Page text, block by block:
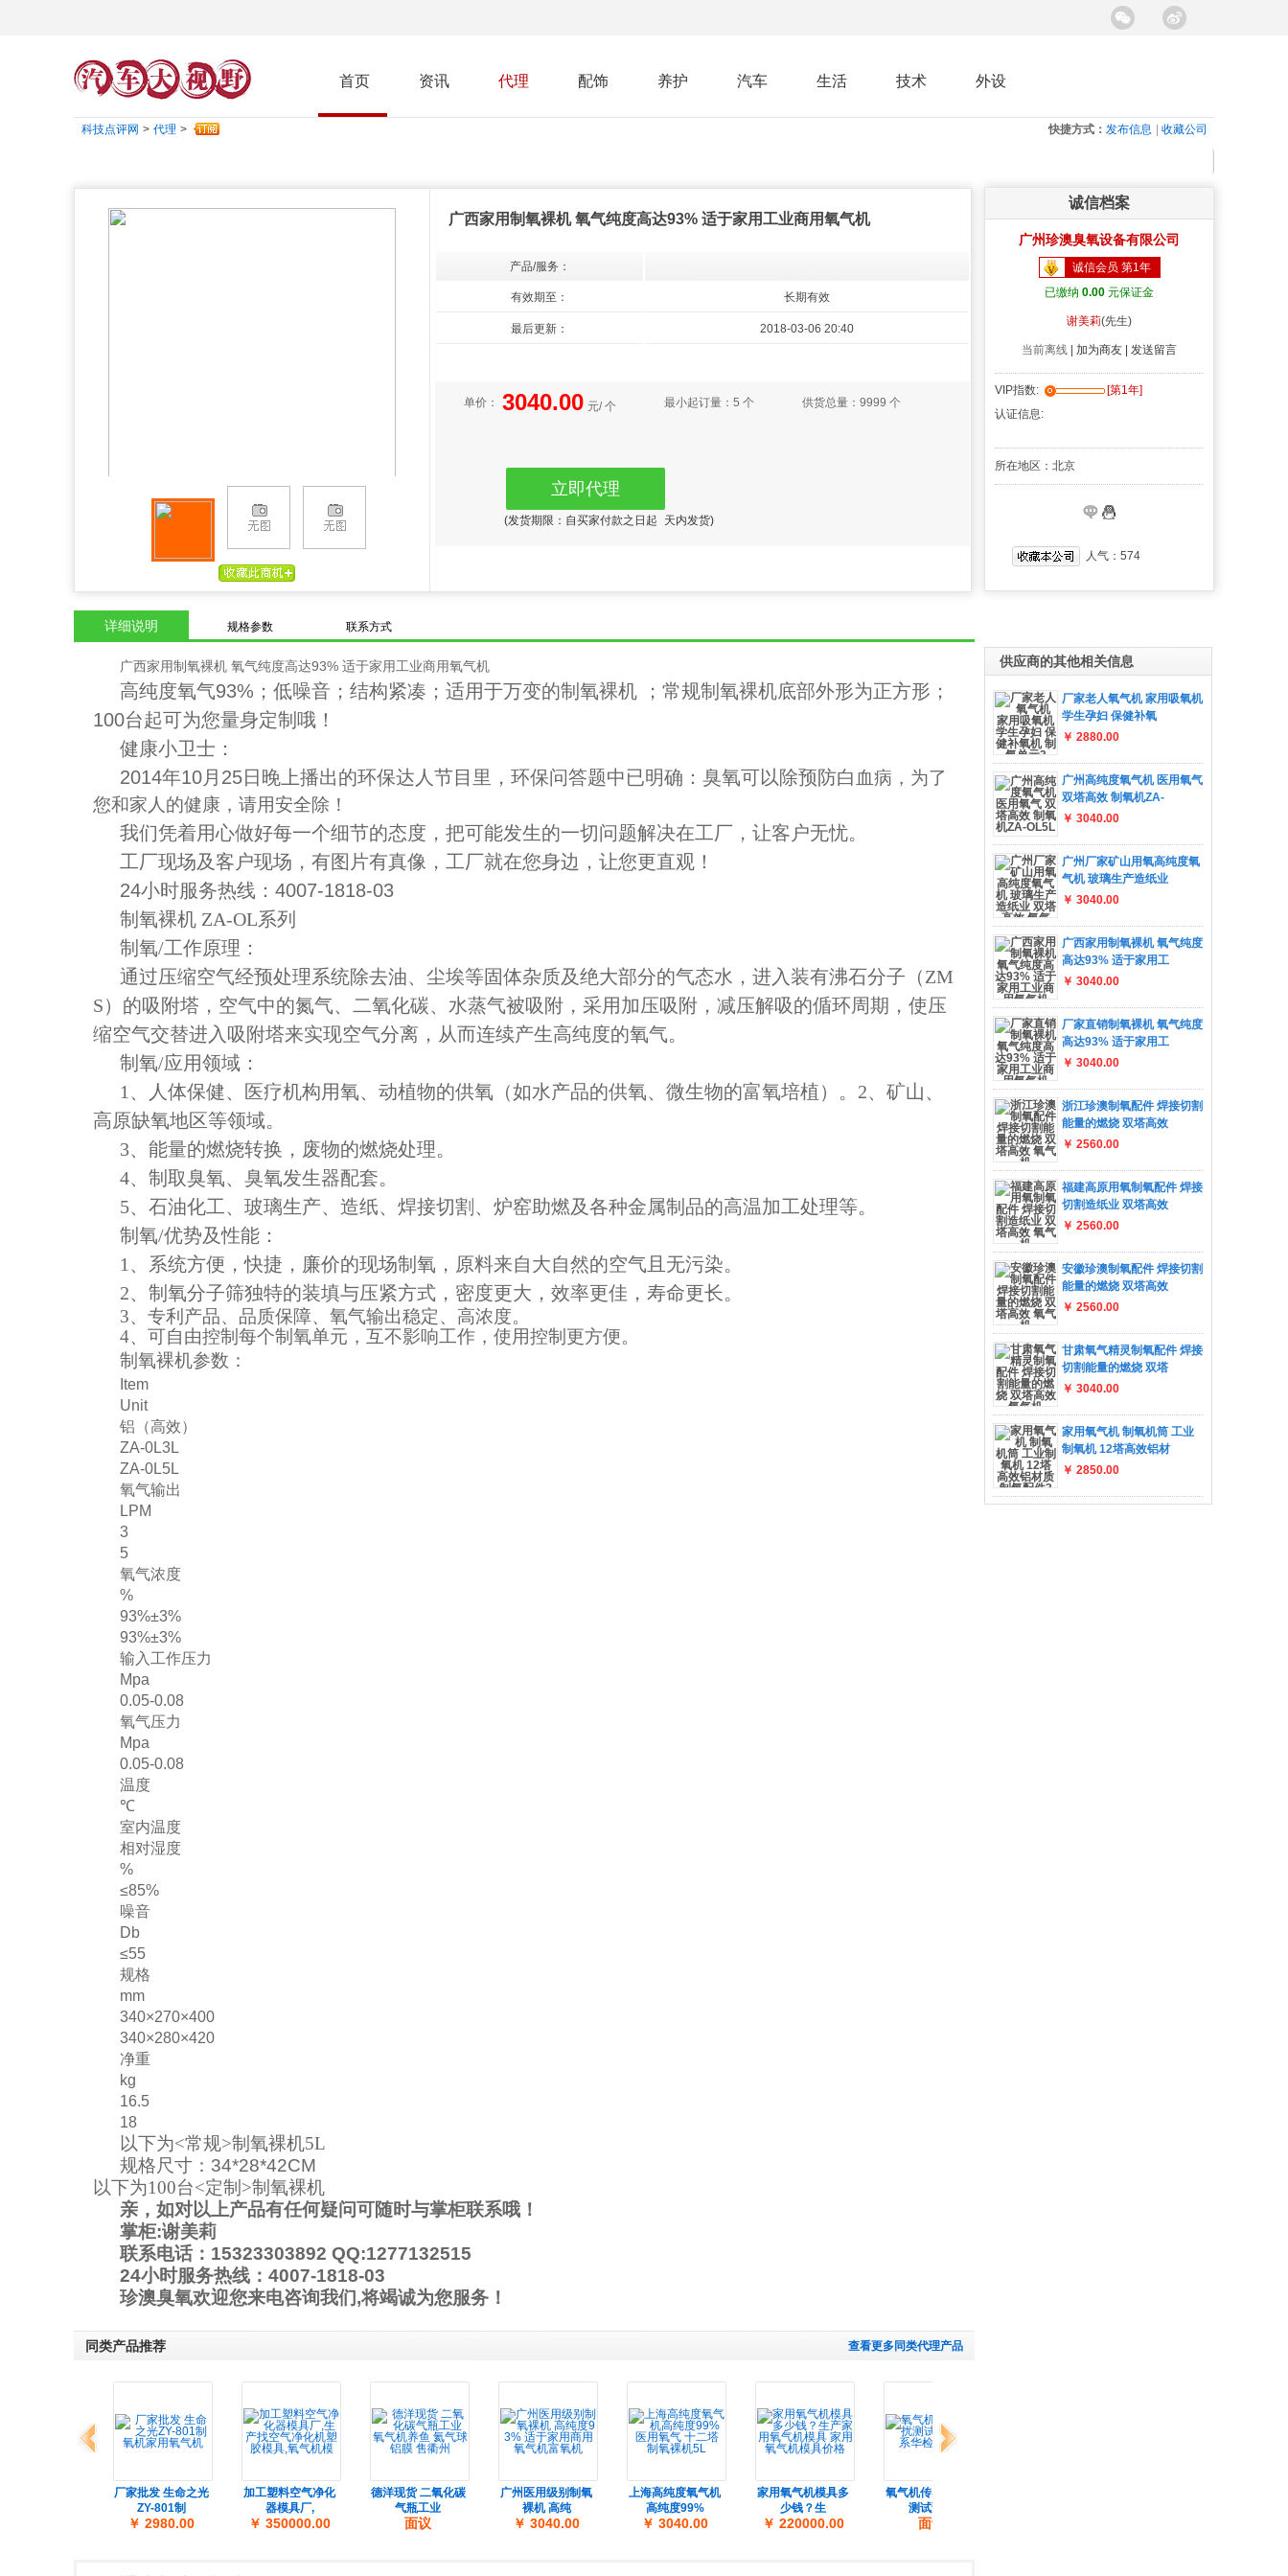
首页 资讯 代理 配饰 养护 汽车 生活 技术 外设
科技点评网 > 代理 > 快捷方式： 发布信息 收藏公司
广西家用制氧裸机 氧气纯度高达93% 适于家用工业商用氧气机
产品/服务：
有效期至： 长期有效
最后更新： 2018-03-06 20:40
单价： 3040.00 元/ 个 最小起订量： 5 个 供货总量： 9999 个
立即代理
(发货期限：自买家付款之日起 天内发货)
诚信档案
广州珍澳臭氧设备有限公司
诚信会员 第1年
已缴纳 0.00 元保证金
谢美莉(先生)
当前离线 加为商友 | 发送留言
VIP指数:
[第1年]
认证信息:
所在地区：北京
人气： 574
详细说明 规格参数 联系方式
广西家用制氧裸机 氧气纯度高达93% 适于家用工业商用氧气机
高纯度氧气93%；低噪音；结构紧凑；适用于万变的制氧裸机 ；常规制氧裸机底部外形为正方形；
100台起可为您量身定制哦！
健康小卫士：
2014年10月25日晚上播出的环保达人节目里，环保问答题中已明确：臭氧可以除预防白 血病，为了
您和家人的健康，请用安全除！
我们凭着用心做好每一个细节的态度，把可能发生的一切问题解决在工厂，让客户无忧。
工厂现场及客户现场，有图片有真像，工厂就在您身边，让您更直观！
24小时服务热线：4007-1818-03
制氧裸机 ZA-OL系列
制氧/工作原理：
通过压缩空气经预处理系统除去油、尘埃等固体杂质及绝大部分的气态水，进入装有沸石分子（ZM
S）的吸附塔，空气中的氮气、二氧化碳、水蒸气被吸附，采用加压吸附，减压解吸的偱环周期，使压
缩空气交替进入吸附塔来实现空气分离，从而连续产生高纯度的氧气。
制氧/应用领域：
1、
人体保健、医疗机构用氧、动植物的供氧（如水产品的供氧、微生物的富氧培植）。 2、 矿山、
高原缺氧地区等领域。
3、 能量的燃烧转换，废物的燃烧处理。
4、 制取臭氧、臭氧发生器配套。
5、 石油化工、玻璃生产、造纸、焊接切割、炉窑助燃及各种金属制品的高温加工处理等。
制氧/优势及性能：
1、 系统方便，快捷，廉价的现场制氧，原料来自大自然的空气且无污染。
2、 制氧分子筛独特的装填与压紧方式，密度更大，效率更佳，寿命更长。
3、专利产品、品质保障、氧气输出稳定、高浓度。
4、可自由控制每个制氧单元，互不影响工作，使用控制更方便。
制氧裸机参数：
Item
Unit
铝（高效）
ZA-0L3L
ZA-0L5L
氧气输出
LPM
3
5
氧气浓度
%
93%±3%
93%±3%
输入工作压力
Mpa
0.05-0.08
氧气压力
Mpa
0.05-0.08
温度
℃
室内温度
相对湿度
%
≤85%
噪音
Db
≤55
规格
mm
340×270×400
340×280×420
净重
kg
16.5
18
以下为<常规>制氧裸机5L
规格尺寸： 34*28*42CM
以下为100台<定制>制氧裸机
亲，如对以上产品有任何疑问可随时与掌柜联系哦！
掌柜:谢美莉
联系电话：15323303892 QQ:1277132515
24小时服务热线：4007-1818-03
珍澳臭氧欢迎您来电咨询我们,将竭诚为您服务！
同类产品推荐 查看更多同类代理产品
下一组
厂家批发 生命之光
ZY-801制
￥ 2980.00
加工塑料空气净化
器模具厂,
￥ 350000.00
德洋现货 二氧化碳
气瓶工业
面议
广州医用级别制氧
裸机 高纯
￥ 3040.00
上海高纯度氧气机
高纯度99%
￥ 3040.00
家用氧气机模具多
少钱？生
￥ 220000.00
氧气机传导抗干扰
测试预约
面议
供应商的其他相关信息
厂家老人氧气机 家用吸氧机
学生孕妇 保健补氧
￥ 2880.00
广州高纯度氧气机 医用氧气
双塔高效 制氧机ZA-
￥ 3040.00
广州厂家矿山用氧高纯度氧
气机 玻璃生产造纸业
￥ 3040.00
广西家用制氧裸机 氧气纯度
高达93% 适于家用工
￥ 3040.00
厂家直销制氧裸机 氧气纯度
高达93% 适于家用工
￥ 3040.00
浙江珍澳制氧配件 焊接切割
能量的燃烧 双塔高效
￥ 2560.00
福建高原用氧制氧配件 焊接
切割造纸业 双塔高效
￥ 2560.00
安徽珍澳制氧配件 焊接切割
能量的燃烧 双塔高效
￥ 2560.00
甘肃氧气精灵制氧配件 焊接
切割能量的燃烧 双塔
￥ 3040.00
家用氧气机 制氧机筒 工业
制氧机 12塔高效铝材
￥ 2850.00